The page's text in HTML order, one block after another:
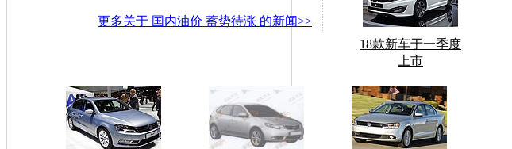
更多关于 国内油价 蓄势待涨 的新闻>>
18款新车于一季度
上市